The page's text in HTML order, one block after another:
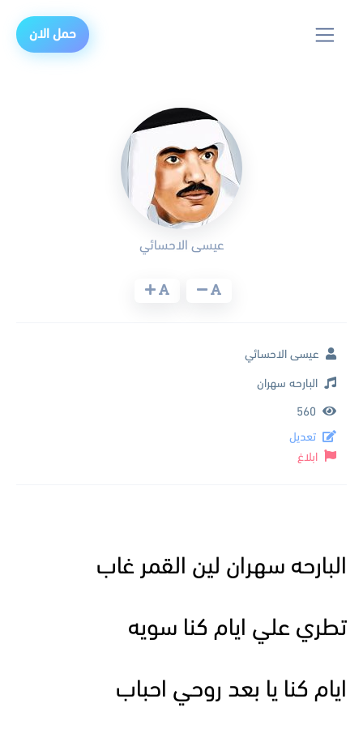
حمل الان
البارحه سهران لين القمر غاب
تطري علي ايام كنا سويه
ايام كنا يا بعد روحي احباب
عيسى الاحسائي
عيسى الاحسائي
البارحه سهران
560
تعديل
ابلاغ